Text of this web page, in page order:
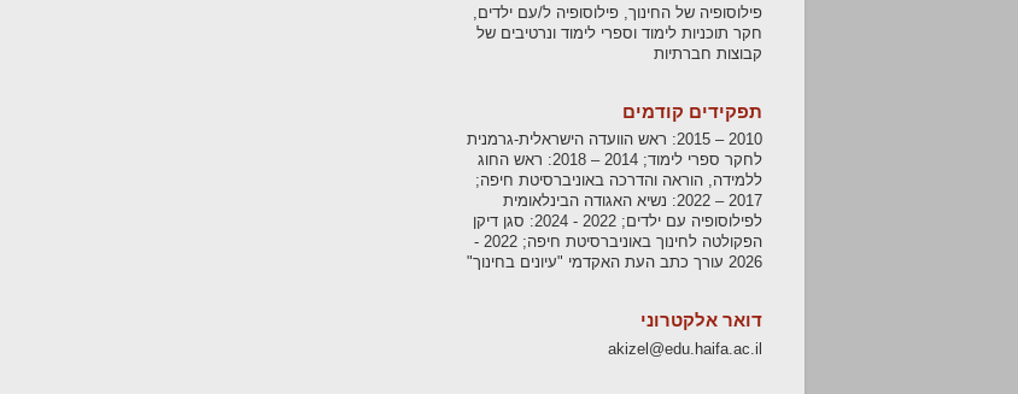
פילוסופיה של החינוך, פילוסופיה ל/עם ילדים,
חקר תוכניות לימוד וספרי לימוד ונרטיבים של
קבוצות חברתיות
תפקידים קודמים
2010 – 2015: ראש הוועדה הישראלית-גרמנית
לחקר ספרי לימוד; 2014 – 2018: ראש החוג
ללמידה, הוראה והדרכה באוניברסיטת חיפה;
2017 – 2022: נשיא האגודה הבינלאומית
לפילוסופיה עם ילדים; 2022 - 2024: סגן דיקן
הפקולטה לחינוך באוניברסיטת חיפה; 2022 -
2026 עורך כתב העת האקדמי "עיונים בחינוך"
דואר אלקטרוני
akizel@edu.haifa.ac.il